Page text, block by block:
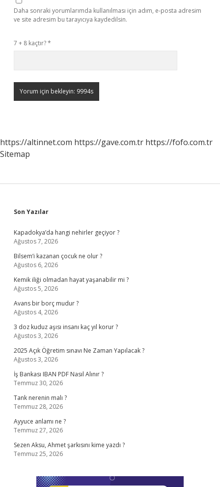
Daha sonraki yorumlarımda kullanılması için adım, e-posta adresim
ve site adresim bu tarayıcıya kaydedilsin.
7 + 8 kaçtır?*
https://altinnet.com https://gave.com.tr https://fofo.com.tr
Sitemap
Sidebar
Son Yazılar
Kapadokya’da hangi nehirler geçiyor ?
Ağustos 7, 2026
Bilsem’i kazanan çocuk ne olur ?
Ağustos 6, 2026
Kemik iliği olmadan hayat yaşanabilir mi ?
Ağustos 5, 2026
Avans bir borç mudur ?
Ağustos 4, 2026
3 doz kuduz aşısı insanı kaç yıl korur ?
Ağustos 3, 2026
2025 Açık Öğretim sınavı Ne Zaman Yapılacak ?
Ağustos 3, 2026
İş Bankası IBAN PDF Nasıl Alınır ?
Temmuz 30, 2026
Tank nerenin malı ?
Temmuz 28, 2026
Ayyuce anlamı ne ?
Temmuz 27, 2026
Sezen Aksu, Ahmet şarkısını kime yazdı ?
Temmuz 25, 2026